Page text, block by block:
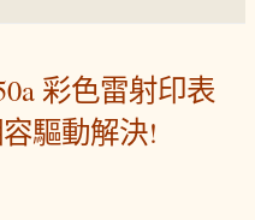
彩色雷射印表
驅動解決!